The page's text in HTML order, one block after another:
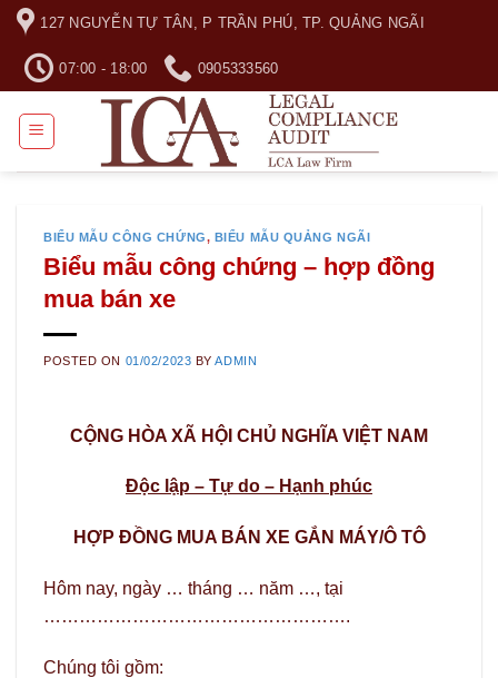
Skip
content
127 NGUYỄN TỰ TÂN, P TRẦN PHÚ, TP. QUẢNG NGÃI
07:00 - 18:00 0905333560
BIỂU MẪU CÔNG CHỨNG, BIỂU MẪU QUẢNG NGÃI
Biểu mẫu công chứng – hợp đồng
mua bán xe
POSTED ON 01/02/2023 BYADMIN
CỘNG HÒA XÃ HỘI CHỦ NGHĨA VIỆT NAM
Độc lập – Tự do – Hạnh phúc
HỢP ĐỒNG MUA BÁN XE GẮN MÁY/Ô TÔ
Hôm nay, ngày … tháng … năm …, tại
…………………………………………….
Chúng tôi gồm: